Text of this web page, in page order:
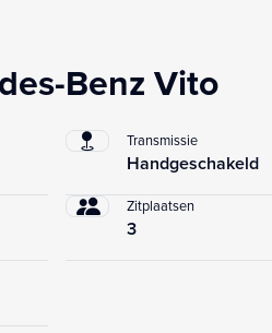
Benz Vito
Transmissie
Handgeschakeld
Zitplaatsen
3